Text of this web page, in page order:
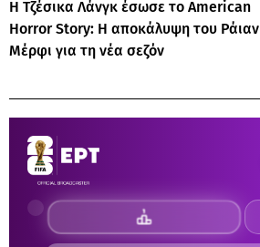
Η Τζέσικα Λάνγκ έσωσε το American
Horror Story: Η αποκάλυψη του Ράιαν
Μέρφι για τη νέα σεζόν